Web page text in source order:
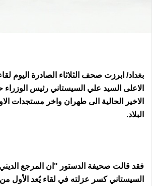
بغداد/ ابرزت صحف الثلاثاء الصادرة اليوم
الاعلى السيد علي السيستاني رئيس الوزراء
الاخير الحالية الى طهران واخر مستجدات
البلاد.
فقد قالت صحيفة الدستور "ان المرجع
السيستاني كسر عزلته في لقاء يُعد الأول